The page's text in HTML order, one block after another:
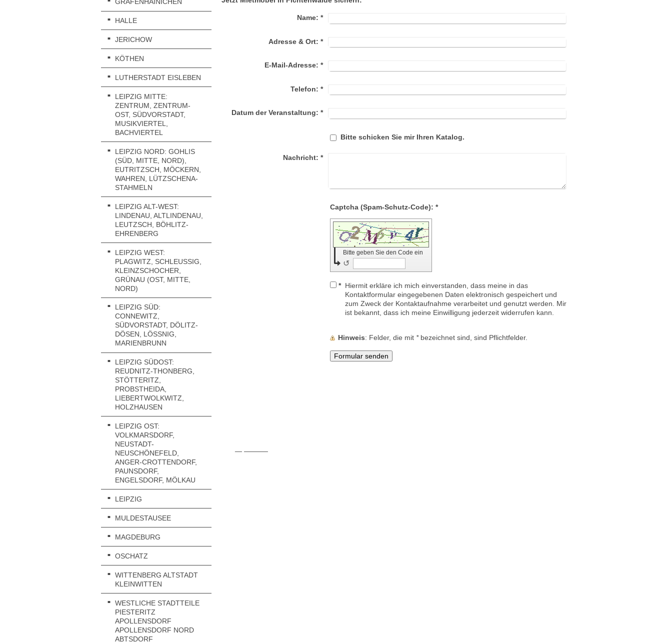
GRÄFENHAINICHEN
HALLE
JERICHOW
KÖTHEN
LUTHERSTADT EISLEBEN
LEIPZIG MITTE:
ZENTRUM, ZENTRUM-
OST, SÜDVORSTADT,
MUSIKVIERTEL,
BACHVIERTEL
LEIPZIG NORD: GOHLIS
(SÜD, MITTE, NORD),
EUTRITZSCH, MÖCKERN,
WAHREN, LÜTZSCHENA-
STAHMELN
LEIPZIG ALT-WEST:
LINDENAU, ALTLINDENAU,
LEUTZSCH, BÖHLITZ-
EHRENBERG
LEIPZIG WEST:
PLAGWITZ, SCHLEUSSIG, K
LEINZSCHOCHER, G
RÜNAU (OST, MITTE, N
ORD)
LEIPZIG SÜD:
CONNEWITZ,
SÜDVORSTADT, DÖLITZ-
DÖSEN, LÖSSNIG, M
ARIENBRUNN
LEIPZIG SÜDOST:
REUDNITZ-THONBERG,
STÖTTERITZ,
PROBSTHEIDA,
LIEBERTWOLKWITZ,
HOLZHAUSEN
LEIPZIG OST:
VOLKMARSDORF,
NEUSTADT-
NEUSCHÖNEFELD,
ANGER-CROTTENDORF,
PAUNSDORF,
ENGELSDORF, MÖLKAU
LEIPZIG
MULDESTAUSEE
MAGDEBURG
OSCHATZ
WITTENBERG ALTSTADT
KLEINWITTEN
WESTLICHE STADTTEILE
PIESTERITZ
APOLLENSDORF
APOLLENSDORF NORD
ABTSDORF
Name: *
Adresse & Ort: *
E-Mail-Adresse: *
Telefon: *
Datum der Veranstaltung: *
Bitte schicken Sie mir Ihren Katalog.
Nachricht: *
Captcha (Spam-Schutz-Code): *
Bitte geben Sie den Code ein
↺
* Hiermit erkläre ich mich einverstanden, dass meine in das
Kontaktformular eingegebenen Daten elektronisch gespeichert und
zum Zweck der Kontaktaufnahme verarbeitet und genutzt werden. Mir
ist bekannt, dass ich meine Einwilligung jederzeit widerrufen kann.
Hinweis : Felder, die mit *bezeichnet sind, sind Pflichtfelder.